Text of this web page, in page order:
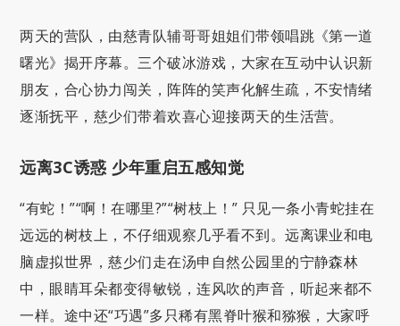
两天的营队，由慈青队辅哥哥姐姐们带领唱跳《第一道
曙光》揭开序幕。三个破冰游戏，大家在互动中认识新
朋友，合心协力闯关，阵阵的笑声化解生疏，不安情绪
逐渐抚平，慈少们带着欢喜心迎接两天的生活营。
远离3C诱惑 少年重启五感知觉
“有蛇！”“啊！在哪里?”“树枝上！” 只见一条小青蛇挂在
远远的树枝上，不仔细观察几乎看不到。远离课业和电
脑虚拟世界，慈少们走在汤申自然公园里的宁静森林
中，眼睛耳朵都变得敏锐，连风吹的声音，听起来都不
一样。途中还“巧遇”多只稀有黑脊叶猴和猕猴，大家呼